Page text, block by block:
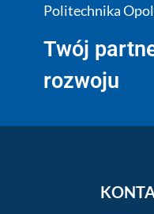
Politechnika
Twój
rozwoju